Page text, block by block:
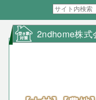
2ndhome株式